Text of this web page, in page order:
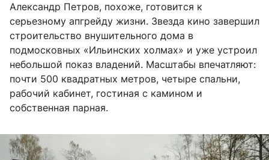
Александр Петров, похоже, готовится к
серьезному апгрейду жизни. Звезда кино завершил
строительство внушительного дома в
подмосковных «Ильинских холмах» и уже устроил
небольшой показ владений. Масштабы впечатляют:
почти 500 квадратных метров, четыре спальни,
рабочий кабинет, гостиная с камином и
собственная парная.